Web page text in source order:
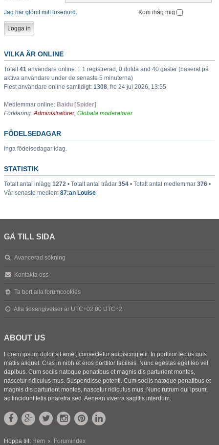
Jag har glömt mitt lösenord. Kom ihåg mig
VILKA ÄR ONLINE
Totalt41 användare online: :: 1 registrerad, 0 dolda and 40 gäster (baserat på
aktiva användare under de senaste 5 minuterna)
Flest användare online samtidigt: 1308, fre 24 jul 2026, 13:55
Medlemmar online: Baidu [Spider]
Förklaring:Administratörer, Globala moderatorer
FÖDELSEDAGAR
Inga födelsedagar idag.
STATISTIK
Totalt antal inlägg 1272 • Totalt antal trådar 354 • Totalt antal medlemmar 376 •
Vår senaste medlem 87:an Louise
GÅ TILL SIDA
Avancerad sökning
Kontakta oss
Ta bort alla forumcookies
Alla tidsangivelser är UTC+02:00 UTC+2
ABOUT US
Lorem ipsum dolor sit amet, consectetur adipiscing elit. In porttitor lectus quis
mattis aliquet. Cras in nibh et eros porttitor facilisis. Nunc egestas eget leo vel
dapibus. Cum sociis natoque penatibus et magnis dis parturient montes,
nascetur ridiculus mus. Suspendisse potenti. Cum sociis natoque penatibus et
magnis dis parturient montes, nascetur ridiculus mus. Nunc rutrum dui ipsum,
ac tincidunt felis pharetra sed. Aenean viverra sagittis interdum.
Hoppa till: Hem Forumindex